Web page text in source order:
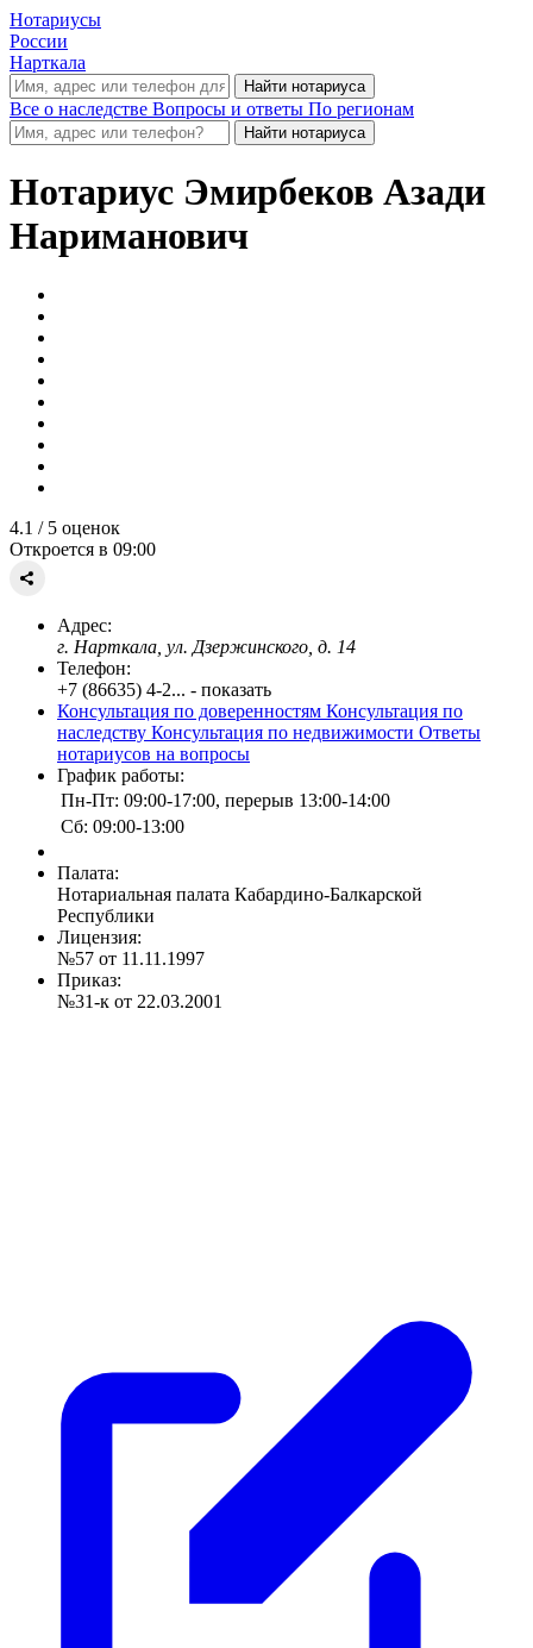
Нотариусы
России
Нарткала
Все о наследстве Вопросы и ответы По регионам
Нотариус Эмирбеков Азади
Нариманович
4.1 / 5 оценок
Откроется в 09:00
Адрес:
г. Нарткала, ул. Дзержинского, д. 14
Телефон:
+7 (86635) 4-2... - показать
Консультация по доверенностям Консультация по
наследству Консультация по недвижимости Ответы
нотариусов на вопросы
График работы:
Пн-Пт: 09:00-17:00, перерыв 13:00-14:00
Сб: 09:00-13:00
Палата:
Нотариальная палата Кабардино-Балкарской
Республики
Лицензия:
№57 от 11.11.1997
Приказ:
№31-к от 22.03.2001